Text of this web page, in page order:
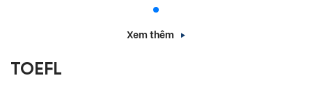
Xem thêm
TOEFL